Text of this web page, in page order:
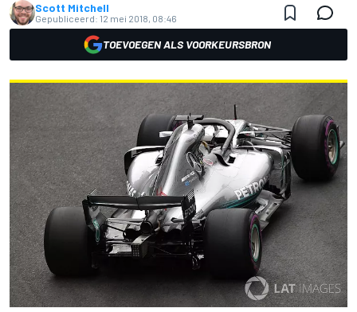
Scott Mitchell
Gepubliceerd: 12 mei 2018, 08:46
TOEVOEGEN ALS VOORKEURSBRON